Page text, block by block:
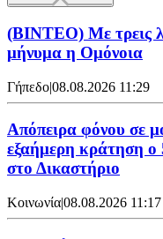
(ΒΙΝΤΕΟ) Με τρεις
μήνυμα η Ομόνοια
Γήπεδο|08.08.2026 11:29
Απόπειρα φόνου σε
εξαήμερη κράτηση ο
στο Δικαστήριο
Κοινωνία|08.08.2026 11:17